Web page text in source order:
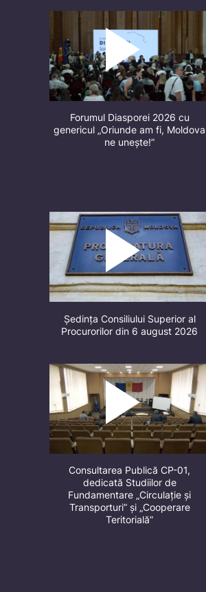
Forumul Diasporei 2026 cu
genericul „Oriunde am fi, Moldova
ne unește!”
Ședința Consiliului Superior al
Procurorilor din 6 august 2026
Consultarea Publică CP-01,
dedicată Studiilor de
Fundamentare „Circulație și
Transporturi” și „Cooperare
Teritorială”